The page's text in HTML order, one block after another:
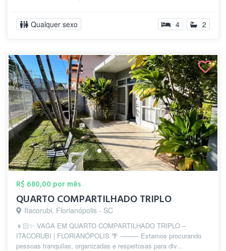
Qualquer sexo 4 2
R$ 680,00 por mês
QUARTO COMPARTILHADO TRIPLO
Itacorubi, Florianópolis - SC
👦🏻✨ VAGA EM QUARTO COMPARTILHADO TRIPLO –
ITACORUBI | FLORIANÓPOLIS 🌴 ⸻ Estamos procurando
pessoas tranquilas, organizadas e respeitosas para div...